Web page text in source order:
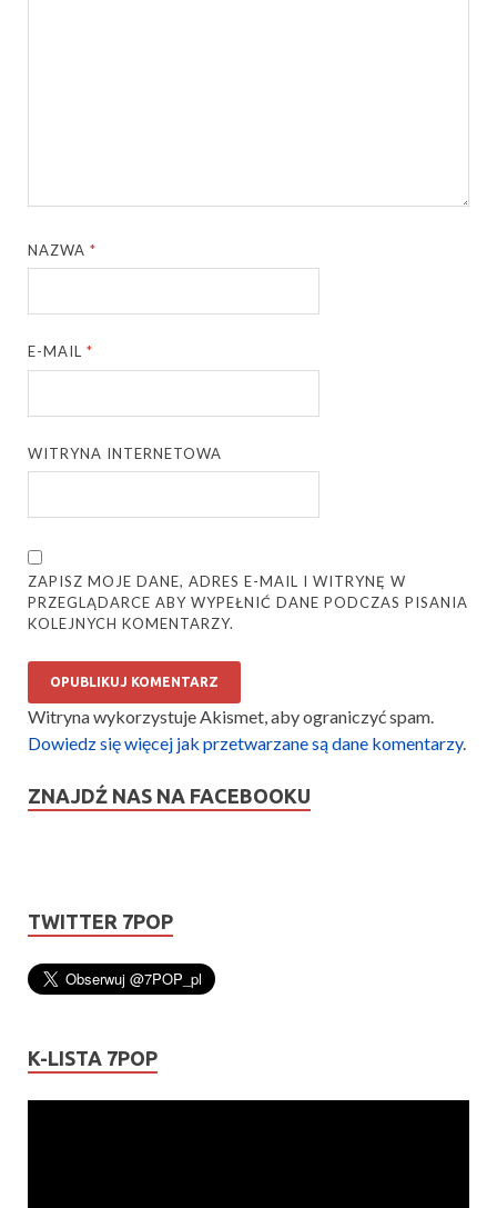
NAZWA*
E-MAIL*
WITRYNA INTERNETOWA
ZAPISZ MOJE DANE, ADRES E-MAIL I WITRYNĘ W
PRZEGLĄDARCE ABY WYPEŁNIĆ DANE PODCZAS PISANIA
KOLEJNYCH KOMENTARZY.
Witryna wykorzystuje Akismet, aby ograniczyć spam.
Dowiedz się więcej jak przetwarzane są dane komentarzy.
ZNAJDŹ NAS NA FACEBOOKU
TWITTER 7POP
K-LISTA 7POP